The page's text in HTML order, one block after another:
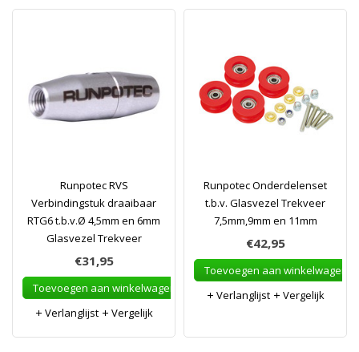
Runpotec RVS
Verbindingstuk draaibaar
RTG6 t.b.v.Ø 4,5mm en 6mm
Glasvezel Trekveer
€31,95
Toevoegen aan winkelwagen
Verlanglijst
Vergelijk
Runpotec Onderdelenset
t.b.v. Glasvezel Trekveer
7,5mm,9mm en 11mm
€42,95
Toevoegen aan winkelwagen
Verlanglijst
Vergelijk